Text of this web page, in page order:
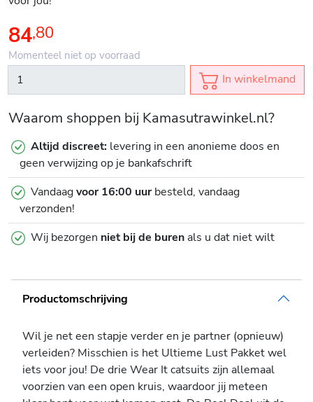
84,80
Momenteel niet op voorraad
In winkelmand
Waarom shoppen bij Kamasutrawinkel.nl?
Altijd discreet: levering in een anonieme doos en
geen verwijzing op je bankafschrift
Vandaagvoor 16:00 uurbesteld, vandaag
verzonden!
Wij bezorgen niet bij de burenals u dat niet wilt
Productomschrijving
Wil je net een stapje verder en je partner (opnieuw)
verleiden? Misschien is het Ultieme Lust Pakket wel
iets voor jou! De drie Wear It catsuits zijn allemaal
voorzien van een open kruis, waardoor jij meteen